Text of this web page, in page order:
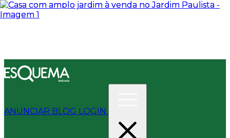
ANUNCIAR BLOG LOGIN